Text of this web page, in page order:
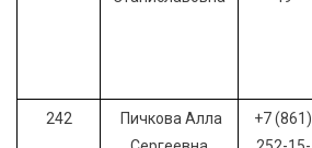
242
Пичкова Алла
+7 (861)